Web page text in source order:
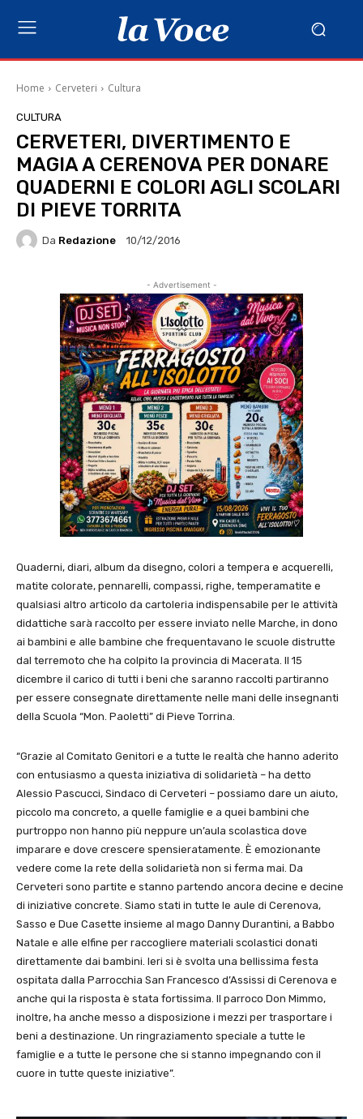
Home Cerveteri Cultura
CULTURA
CERVETERI, DIVERTIMENTO E
MAGIA A CERENOVA PER DONARE
QUADERNI E COLORI AGLI SCOLARI
DI PIEVE TORRITA
Da Redazione 10/12/2016
- Advertisement -
Quaderni, diari, album da disegno, colori a tempera e acquerelli,
matite colorate, pennarelli, compassi, righe, temperamatite e
qualsiasi altro articolo da cartoleria indispensabile per le attività
didattiche sarà raccolto per essere inviato nelle Marche, in dono
ai bambini e alle bambine che frequentavano le scuole distrutte
dal terremoto che ha colpito la provincia di Macerata. Il 15
dicembre il carico di tutti i beni che saranno raccolti partiranno
per essere consegnate direttamente nelle mani delle insegnanti
della Scuola “Mon. Paoletti” di Pieve Torrina.
“Grazie al Comitato Genitori e a tutte le realtà che hanno aderito
con entusiasmo a questa iniziativa di solidarietà – ha detto
Alessio Pascucci, Sindaco di Cerveteri – possiamo dare un aiuto,
piccolo ma concreto, a quelle famiglie e a quei bambini che
purtroppo non hanno più neppure un’aula scolastica dove
imparare e dove crescere spensieratamente. È emozionante
vedere come la rete della solidarietà non si ferma mai. Da
Cerveteri sono partite e stanno partendo ancora decine e decine
di iniziative concrete. Siamo stati in tutte le aule di Cerenova,
Sasso e Due Casette insieme al mago Danny Durantini, a Babbo
Natale e alle elfine per raccogliere materiali scolastici donati
direttamente dai bambini. Ieri si è svolta una bellissima festa
ospitata dalla Parrocchia San Francesco d’Assissi di Cerenova e
anche qui la risposta è stata fortissima. Il parroco Don Mimmo,
inoltre, ha anche messo a disposizione i mezzi per trasportare i
beni a destinazione. Un ringraziamento speciale a tutte le
famiglie e a tutte le persone che si stanno impegnando con il
cuore in tutte queste iniziative”.